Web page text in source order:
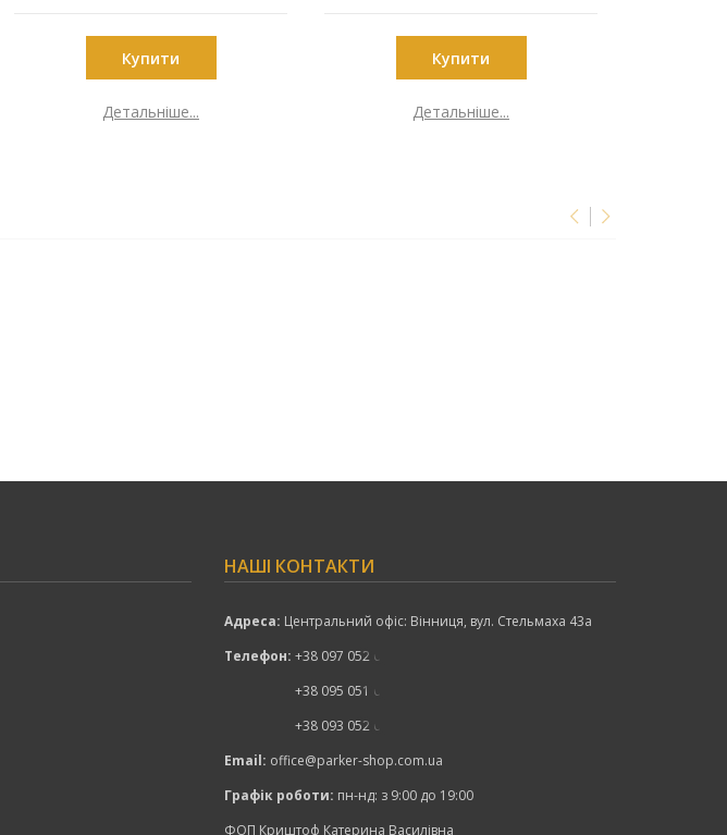
Купити
Детальніше...
Купити
Детальніше...
НАШІ КОНТАКТИ
Адреса: Центральний офіс: Вінниця, вул. Стельмаха 43а
Телефон: +38 097 052 00 52
показати номер
+38 095 051 00 52
показати номер
+38 093 052 00 52
показати номер
Email: office@parker-shop.com.ua
Графік роботи: пн-нд: з 9:00 до 19:00
ФОП Криштоф Катерина Василівна